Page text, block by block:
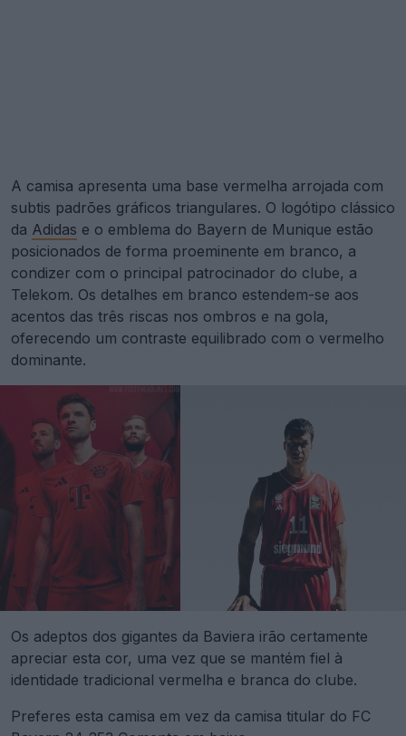
A camisa apresenta uma base vermelha arrojada com
subtis padrões gráficos triangulares. O logótipo clássico
da Adidas e o emblema do Bayern de Munique estão
posicionados de forma proeminente em branco, a
condizer com o principal patrocinador do clube, a
Telekom. Os detalhes em branco estendem-se aos
acentos das três riscas nos ombros e na gola,
oferecendo um contraste equilibrado com o vermelho
dominante.
Os adeptos dos gigantes da Baviera irão certamente
apreciar esta cor, uma vez que se mantém fiel à
identidade tradicional vermelha e branca do clube.
Preferes esta camisa em vez da camisa titular do FC